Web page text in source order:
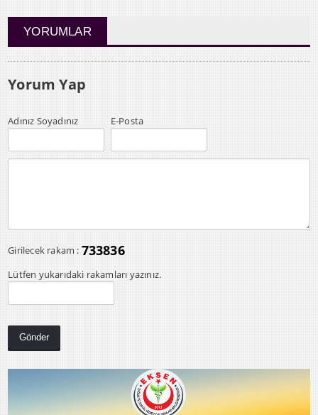
YORUMLAR
Yorum Yap
Adınız Soyadınız E-Posta
Girilecek rakam : 733836
Lütfen yukarıdaki rakamları yazınız.